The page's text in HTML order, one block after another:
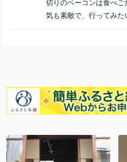
気も素敵で、行ってみた